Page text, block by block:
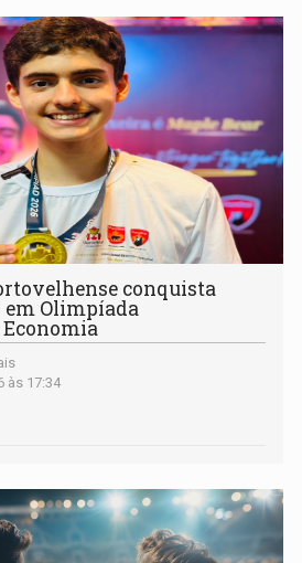
conquista
em Olimpíada
às 17:34